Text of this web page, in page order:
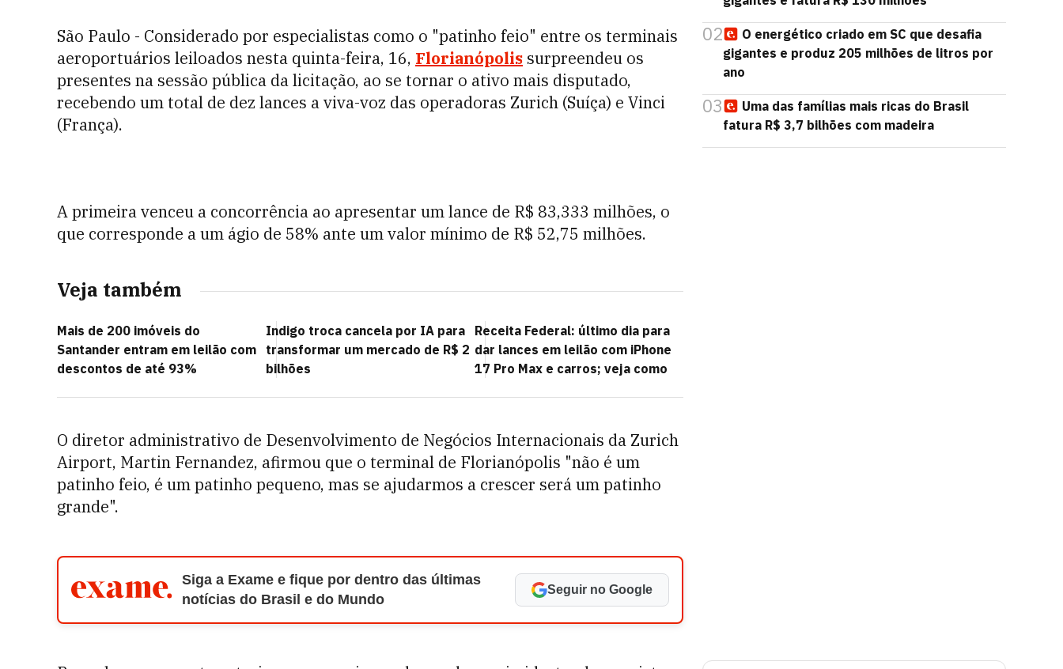
São Paulo - Considerado por especialistas como o "patinho feio" entre os terminais
aeroportuários leiloados nesta quinta-feira, 16, Florianópolis surpreendeu os
presentes na sessão pública da licitação, ao se tornar o ativo mais disputado,
recebendo um total de dez lances a viva-voz das operadoras Zurich (Suíça) e Vinci
(França).
A primeira venceu a concorrência ao apresentar um lance de R$ 83,333 milhões, o
que corresponde a um ágio de 58% ante um valor mínimo de R$ 52,75 milhões.
Veja também
Mais de 200 imóveis do
Santander entram em leilão com
descontos de até 93%
Indigo troca cancela por IA para
transformar um mercado de R$ 2
bilhões
Receita Federal: último dia para
dar lances em leilão com iPhone
17 Pro Max e carros; veja como
O diretor administrativo de Desenvolvimento de Negócios Internacionais da Zurich
Airport, Martin Fernandez, afirmou que o terminal de Florianópolis "não é um
patinho feio, é um patinho pequeno, mas se ajudarmos a crescer será um patinho
grande".
Siga a Exame e fique por dentro das últimas
notícias do Brasil e do Mundo
Seguir no Google
02
O energético criado em SC que desafia
gigantes e produz 205 milhões de litros por
ano
03
Uma das famílias mais ricas do Brasil
fatura R$ 3,7 bilhões com madeira